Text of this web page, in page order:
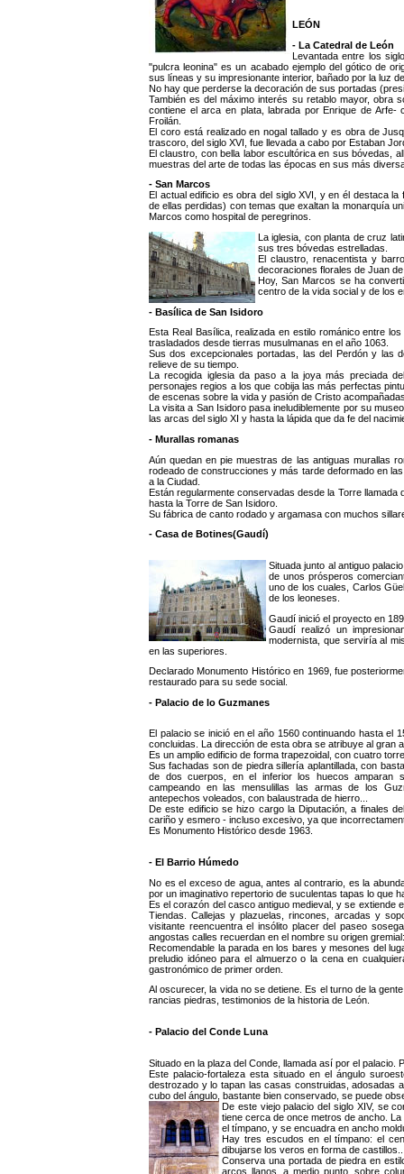
LEÓN
- La Catedral de León
Levantada entre los
"pulcra leonina" es un acabado ejemplo del gótico de
sus líneas y su impresionante interior, bañado por la luz
No hay que perderse la decoración de sus portadas
También es del máximo interés su retablo mayor,
contiene el arca en plata, labrada por Enrique de
Froilán.
El coro está realizado en nogal tallado y es obra de
trascoro, del siglo XVI, fue llevada a cabo por Estaban
El claustro, con bella labor escultórica en sus bóvedas,
muestras del arte de todas las épocas en sus más
- San Marcos
El actual edificio es obra del siglo XVI, y en él destaca
de ellas perdidas) con temas que exaltan la monarquía
Marcos como hospital de peregrinos.
La iglesia, con planta de cruz
sus tres bóvedas estrelladas.
El claustro, renacentista y
decoraciones florales de Juan
Hoy, San Marcos se ha
centro de la vida social y de los
- Basílica de San Isidoro
Esta Real Basílica, realizada en estilo románico entre
trasladados desde tierras musulmanas en el año 1063.
Sus dos excepcionales portadas, las del Perdón y las
relieve de su tiempo.
La recogida iglesia da paso a la joya más preciada
personajes regios a los que cobija las más perfectas
de escenas sobre la vida y pasión de Cristo
La visita a San Isidoro pasa ineludiblemente por su
las arcas del siglo XI y hasta la lápida que da fe del
- Murallas romanas
Aún quedan en pie muestras de las antiguas murallas
rodeado de construcciones y más tarde deformado en
a la Ciudad.
Están regularmente conservadas desde la Torre
hasta la Torre de San Isidoro.
Su fábrica de canto rodado y argamasa con muchos
- Casa de Botines(Gaudí)
Situada junto al antiguo
de unos prósperos
uno de los cuales, Carlos
de los leoneses.
Gaudí inició el proyecto en
Gaudí realizó un
modernista, que serviría al
en las superiores.
Declarado Monumento Histórico en 1969, fue
restaurado para su sede social.
- Palacio de lo Guzmanes
El palacio se inició en el año 1560 continuando hasta
concluidas. La dirección de esta obra se atribuye al gran
Es un amplio edificio de forma trapezoidal, con cuatro
Sus fachadas son de piedra sillería aplantillada, con
de dos cuerpos, en el inferior los huecos amparan
campeando en las mensulillas las armas de los
antepechos voleados, con balaustrada de hierro...
De este edificio se hizo cargo la Diputación, a finales
cariño y esmero - incluso excesivo, ya que
Es Monumento Histórico desde 1963.
- El Barrio Húmedo
No es el exceso de agua, antes al contrario, es la
por un imaginativo repertorio de suculentas tapas lo que
Es el corazón del casco antiguo medieval, y se extiende
Tiendas. Callejas y plazuelas, rincones, arcadas y
visitante reencuentra el insólito placer del paseo
angostas calles recuerdan en el nombre su origen
Recomendable la parada en los bares y mesones del
preludio idóneo para el almuerzo o la cena en
gastronómico de primer orden.
Al oscurecer, la vida no se detiene. Es el turno de la
rancias piedras, testimonios de la historia de León.
- Palacio del Conde Luna
Situado en la plaza del Conde, llamada así por el palacio.
Este palacio-fortaleza esta situado en el ángulo
destrozado y lo tapan las casas construidas, adosadas
cubo del ángulo, bastante bien conservado, se puede
De este viejo palacio del siglo XIV, se
tiene cerca de once metros de ancho.
el tímpano, y se encuadra en ancho
Hay tres escudos en el tímpano: el
dibujarse los veros en forma de
Conserva una portada de piedra en
arcos llanos, a medio punto, sobre